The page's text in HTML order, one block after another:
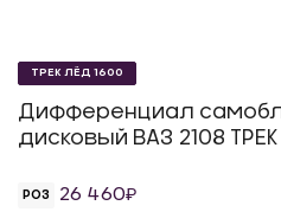
ТРЕК ЛЁД 1600
Дифференциал
дисковый ВАЗ 2108
РОЗ 26 460